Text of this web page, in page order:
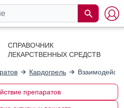
СПРАВОЧНИК
ЛЕКАРСТВЕННЫХ СРЕДСТВ
Кардогрель
препаратов